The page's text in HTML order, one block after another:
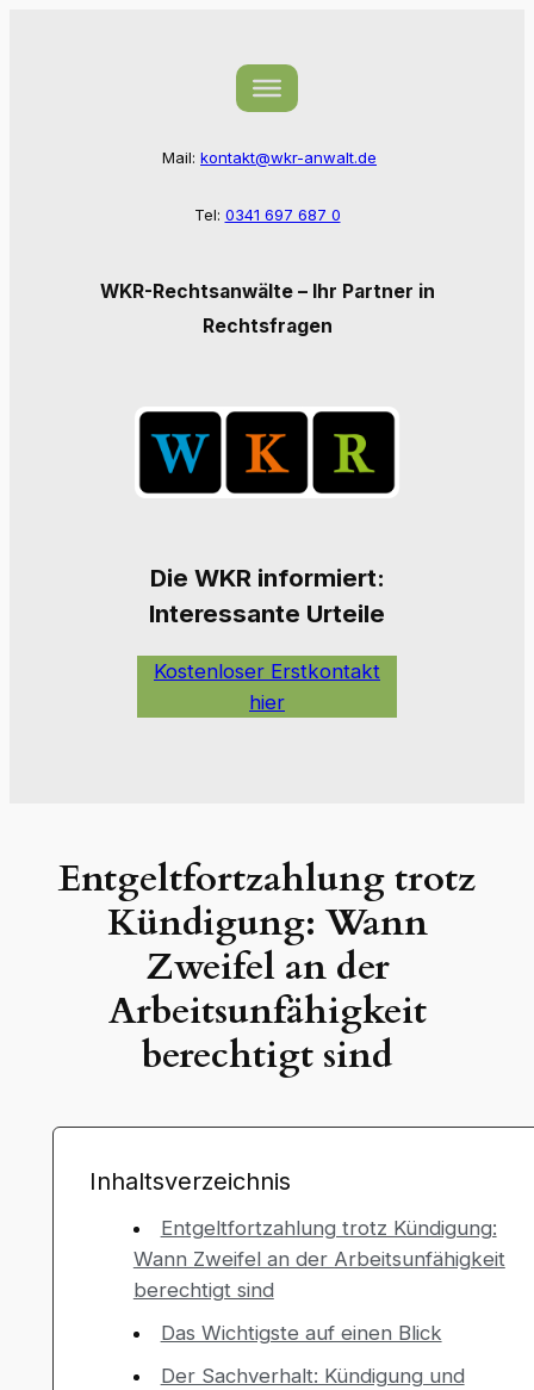
Mail: kontakt@wkr-anwalt.de
Tel: 0341 697 687 0
WKR-Rechtsanwälte – Ihr Partner in
Rechtsfragen
Die WKR informiert:
Interessante Urteile
Kostenloser Erstkontakt
hier
Entgeltfortzahlung trotz
Kündigung: Wann
Zweifel an der
Arbeitsunfähigkeit
berechtigt sind
Inhaltsverzeichnis
Entgeltfortzahlung trotz Kündigung:
Wann Zweifel an der Arbeitsunfähigkeit
berechtigt sind
Das Wichtigste auf einen Blick
Der Sachverhalt: Kündigung und